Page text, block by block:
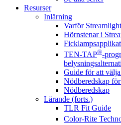
Resurser
Inlärning
Varför
Hörnstenar i
TEN-TAP®-
Guide för att
Nödberedskap
Nödberedskap
Lärande (forts.)
TLR Fit Guide
Color-Rite